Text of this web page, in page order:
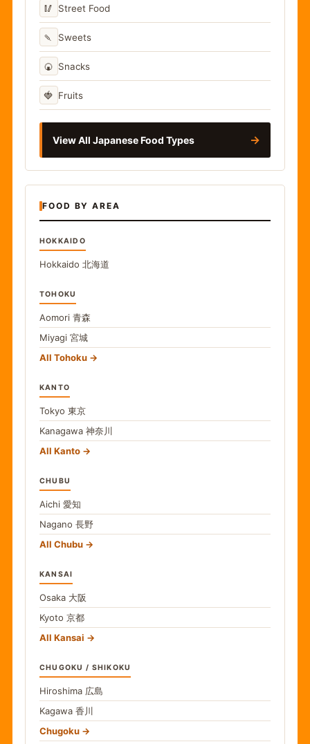
🥢 Street Food
🍡 Sweets
🍘 Snacks
🍓 Fruits
View All Japanese Food Types →
FOOD BY AREA
HOKKAIDO
Hokkaido 北海道
TOHOKU
Aomori 青森
Miyagi 宮城
All Tohoku
KANTO
Tokyo 東京
Kanagawa 神奈川
All Kanto
CHUBU
Aichi 愛知
Nagano 長野
All Chubu
KANSAI
Osaka 大阪
Kyoto 京都
All Kansai
CHUGOKU / SHIKOKU
Hiroshima 広島
Kagawa 香川
Chugoku